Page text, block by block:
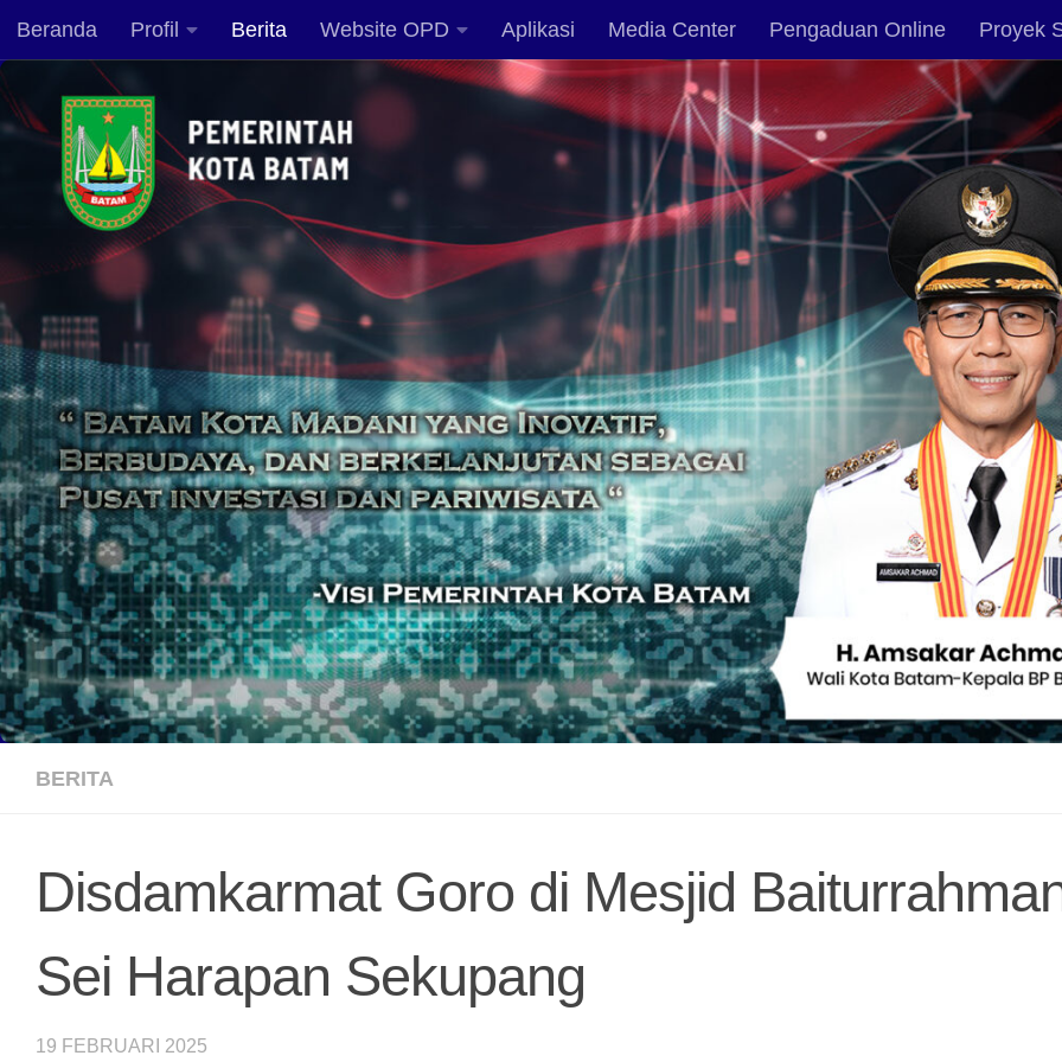
Skip to content
Beranda Profil Berita Website OPD Aplikasi Media Center Pengaduan Online Proyek
BERITA
Disdamkarmat Goro di Mesjid
Sei Harapan Sekupang
19 FEBRUARI 2025